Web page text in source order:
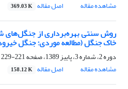
مشاهده مقاله
اصل مقاله 369.03 K
روش سنتی بهره‌برداری از جنگل‌های
خاک جنگل (مطالعه موردی: جنگل
دوره 2، شماره 3، پاییز 1389، صفحه
221-229
مشاهده مقاله
اصل مقاله 158.12 K